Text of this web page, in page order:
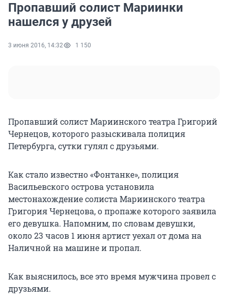
Пропавший солист Мариинки
нашелся у друзей
3 июня 2016, 14:32 1 150
Пропавший солист Мариинского театра Григорий
Чернецов, которого разыскивала полиция
Петербурга, сутки гулял с друзьями.
Как стало известно «Фонтанке», полиция
Васильевского острова установила
местонахождение солиста Мариинского театра
Григория Чернецова, о пропаже которого заявила
его девушка. Напомним, по словам девушки,
около 23 часов 1 июня артист уехал от дома на
Наличной на машине и пропал.
Как выяснилось, все это время мужчина провел с
друзьями.